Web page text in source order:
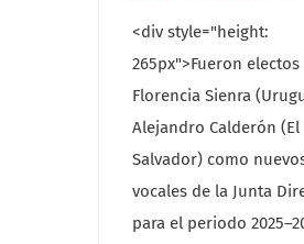
<div style="height:
265px">Fueron electos
Florencia Sienra
Alejandro Calderón (El
Salvador) como
vocales de la Junta
para el periodo